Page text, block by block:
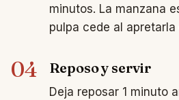
minutos. La manzana
pulpa cede al
04 Reposo y servir
Deja reposar 1 minuto